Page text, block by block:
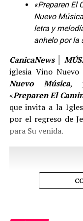
cosas que
la historia, tanto el
general se basa en
que estuve
cantante.
El proyecto
en el espacio de
también es el
Dark. La
SHAKO, Darkan,
dieron vida a esta
«Preparen El
Nuevo
letra y
anhelo por la
CanicaNews │
iglesia Vino
Nuevo Música,
«Preparen El
que invita a la
por el regreso de
para Su venida.